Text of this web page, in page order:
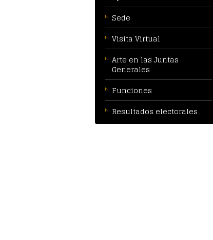
Sede
Visita Virtual
Arte en las Juntas
Generales
Funciones
Resultados electorales